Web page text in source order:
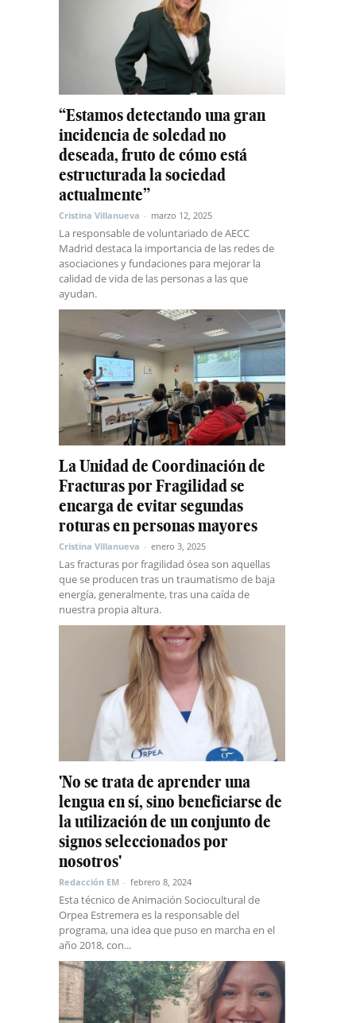
“Estamos detectando una gran
incidencia de soledad no
deseada, fruto de cómo está
estructurada la sociedad
actualmente”
Cristina Villanueva - marzo 12, 2025
La responsable de voluntariado de AECC
Madrid destaca la importancia de las redes de
asociaciones y fundaciones para mejorar la
calidad de vida de las personas a las que
ayudan.
La Unidad de Coordinación de
Fracturas por Fragilidad se
encarga de evitar segundas
roturas en personas mayores
Cristina Villanueva - enero 3, 2025
Las fracturas por fragilidad ósea son aquellas
que se producen tras un traumatismo de baja
energía, generalmente, tras una caída de
nuestra propia altura.
'No se trata de aprender una
lengua en sí, sino beneficiarse de
la utilización de un conjunto de
signos seleccionados por
nosotros'
Redacción EM - febrero 8, 2024
Esta técnico de Animación Sociocultural de
Orpea Estremera es la responsable del
programa, una idea que puso en marcha en el
año 2018, con...